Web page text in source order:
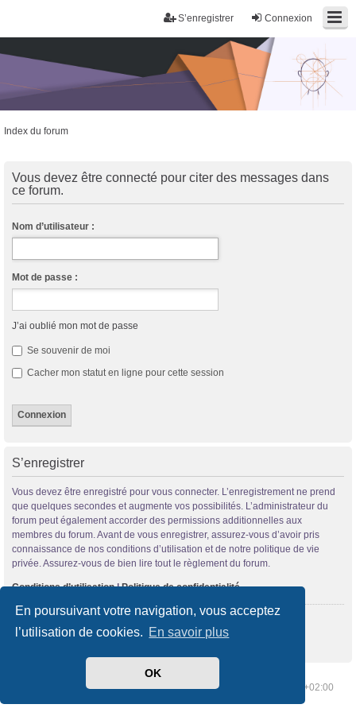
En poursuivant votre navigation, vous acceptez
l’utilisation de cookies. En savoir plus
OK
Connexion
S’enregistrer
Index du forum
Vous devez être connecté pour citer des messages dans
ce forum.
Nom d’utilisateur :
Mot de passe :
J’ai oublié mon mot de passe
Se souvenir de moi
Cacher mon statut en ligne pour cette session
S’enregistrer
Vous devez être enregistré pour vous connecter. L’enregistrement ne prend
que quelques secondes et augmente vos possibilités. L’administrateur du
forum peut également accorder des permissions additionnelles aux
membres du forum. Avant de vous enregistrer, assurez-vous d’avoir pris
connaissance de nos conditions d’utilisation et de notre politique de vie
privée. Assurez-vous de bien lire tout le règlement du forum.
Conditions d’utilisation|Politique de confidentialité
S’enregistrer
Supprimer les cookies Heures au format UTC+02:00